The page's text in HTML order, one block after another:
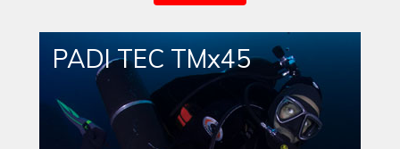
PADI TEC TMx45